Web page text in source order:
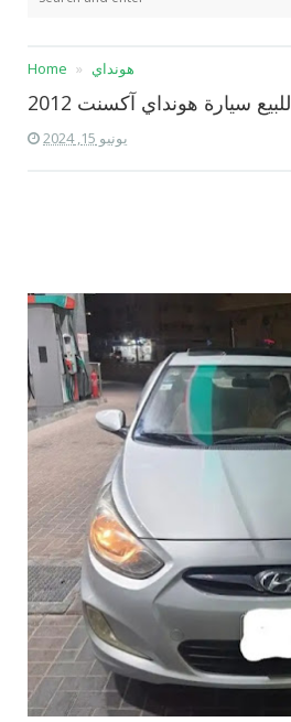
Home هونداي
للبيع سيارة هونداي آكسنت 2012
يونيو 15, 2024